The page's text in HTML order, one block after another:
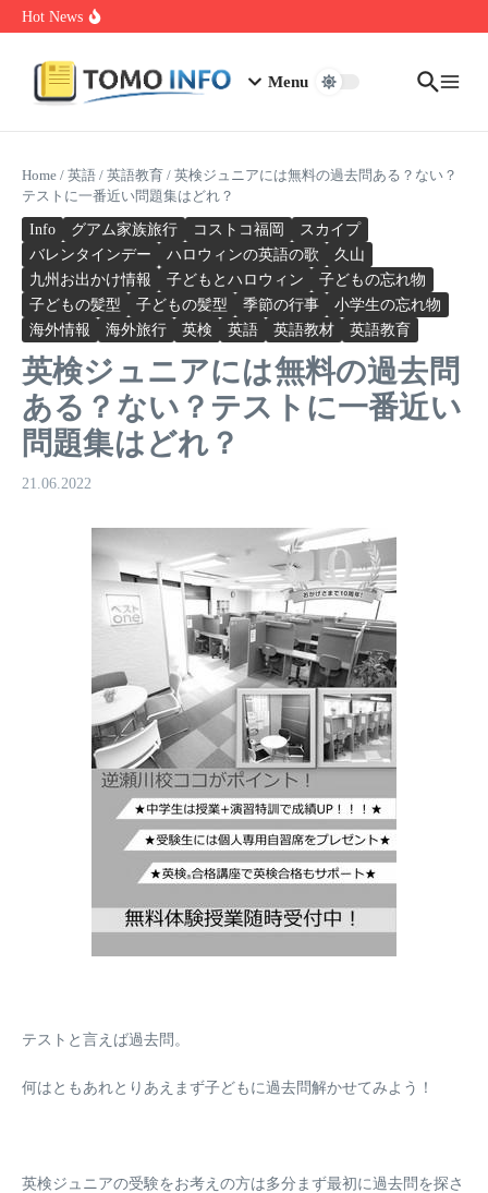
Skip to content
Hot News
Nakrutka Instagram Like: Why Free Offers Cost You More Later
Menu
Home / 英語 / 英語教育 / 英検ジュニアには無料の過去問ある？ない？
テストに一番近い問題集はどれ？
Info グアム家族旅行 コストコ福岡
スカイプ
バレンタインデー
ハロウィンの英語の歌
久山
九州お出かけ情報
子どもとハロウィン
子どもの忘れ物
子どもの髪型
子どもの髪型 季節の行事
小学生の忘れ物
海外情報
海外旅行 英検 英語 英語教材 英語教育
英検ジュニアには無料の過去問
ある？ない？テストに一番近い
問題集はどれ？
21.06.2022
テストと言えば過去問。
何はともあれとりあえまず子どもに過去問解かせてみよう！
英検ジュニアの受験をお考えの方は多分まず最初に過去問を探さ